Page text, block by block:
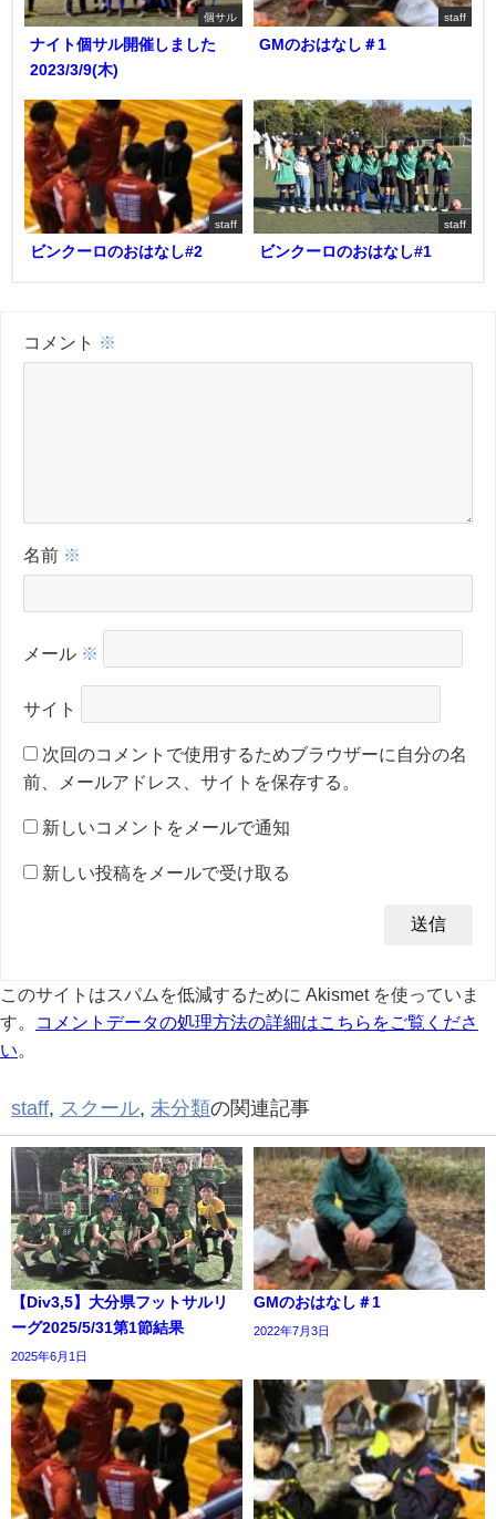
個サル
ナイト個サル開催しました
2023/3/9(木)
staff
GMのおはなし＃1
staff
ビンクーロのおはなし#2
staff
ビンクーロのおはなし#1
コメント ※
名前 ※
メール ※
サイト
次回のコメントで使用するためブラウザーに自分の名
前、メールアドレス、サイトを保存する。
新しいコメントをメールで通知
新しい投稿をメールで受け取る
このサイトはスパムを低減するために Akismet を使っていま
す。
コメントデータの処理方法の詳細はこちらをご覧くださ
い。
staff, スクール, 未分類の関連記事
【Div3,5】大分県フットサルリ
ーグ2025/5/31第1節結果
2025年6月1日
GMのおはなし＃1
2022年7月3日